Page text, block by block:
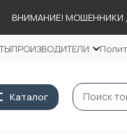
ВНИМАНИЕ! МОШЕННИКИ
ПРОИЗВОДИТЕЛИ
Каталог